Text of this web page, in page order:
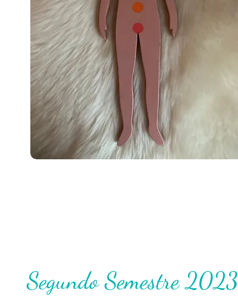
Segundo Semestre 2023